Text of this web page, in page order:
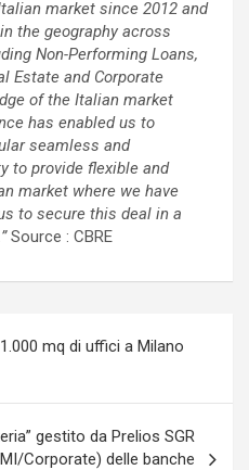
market since 2012 and
the geography across
Non-Performing Loans,
Estate and Corporate
of the Italian market
has enabled us to
seamless and
to provide flexible and
market where we have
to secure this deal in a
Source : CBRE
mq di uffici a Milano
gestito da Prelios SGR
Corporate) delle banche